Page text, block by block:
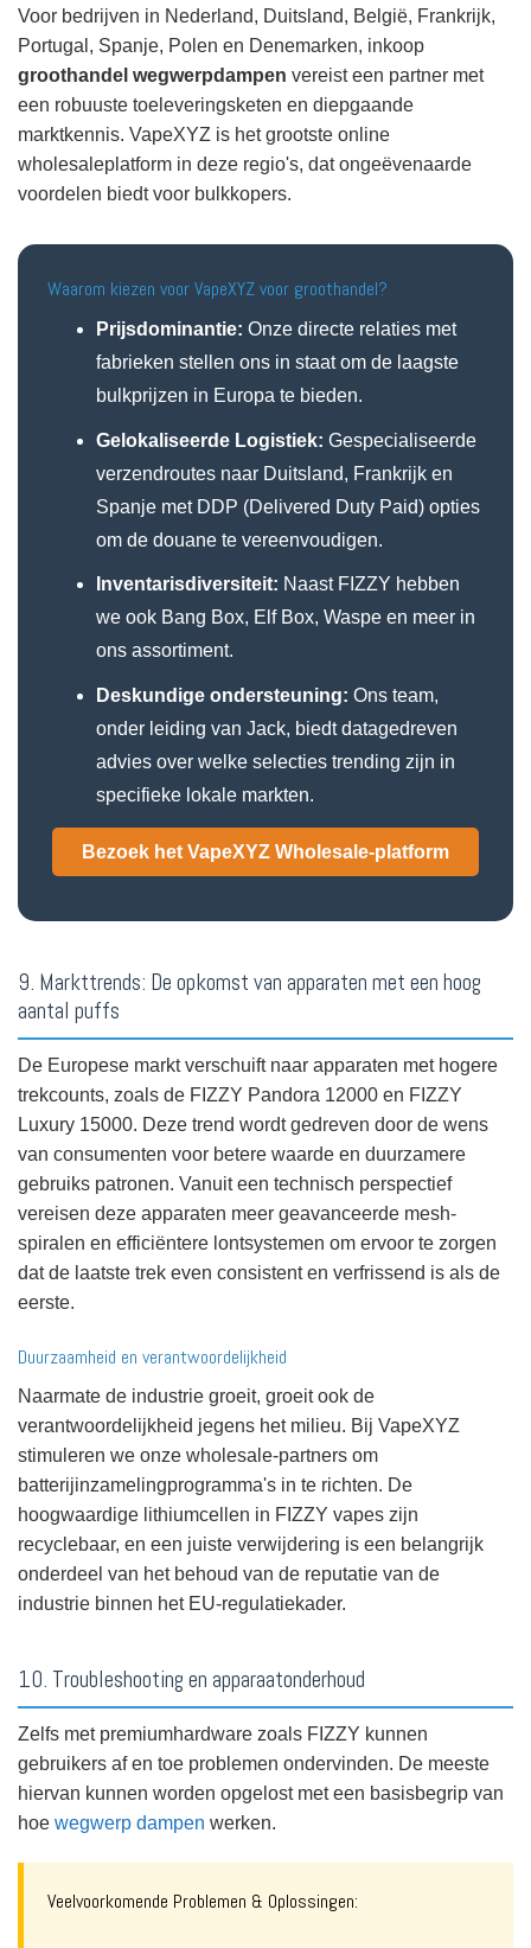
Voor bedrijven in Nederland, Duitsland, België, Frankrijk,
Portugal, Spanje, Polen en Denemarken, inkoop
groothandel wegwerpdampen vereist een partner met
een robuuste toeleveringsketen en diepgaande
marktkennis. VapeXYZ is het grootste online
wholesaleplatform in deze regio's, dat ongeëvenaarde
voordelen biedt voor bulkkopers.
Waarom kiezen voor VapeXYZ voor groothandel?
Prijsdominantie: Onze directe relaties met
fabrieken stellen ons in staat om de laagste
bulkprijzen in Europa te bieden.
Gelokaliseerde Logistiek: Gespecialiseerde
verzendroutes naar Duitsland, Frankrijk en
Spanje met DDP (Delivered Duty Paid) opties
om de douane te vereenvoudigen.
Inventarisdiversiteit: Naast FIZZY hebben
we ook Bang Box, Elf Box, Waspe en meer in
ons assortiment.
Deskundige ondersteuning: Ons team,
onder leiding van Jack, biedt datagedreven
advies over welke selecties trending zijn in
specifieke lokale markten.
Bezoek het VapeXYZ Wholesale-platform
9. Markttrends: De opkomst van apparaten met een hoog
aantal puffs
De Europese markt verschuift naar apparaten met hogere
trekcounts, zoals de FIZZY Pandora 12000 en FIZZY
Luxury 15000. Deze trend wordt gedreven door de wens
van consumenten voor betere waarde en duurzamere
gebruiks patronen. Vanuit een technisch perspectief
vereisen deze apparaten meer geavanceerde mesh-
spiralen en efficiëntere lontsystemen om ervoor te zorgen
dat de laatste trek even consistent en verfrissend is als de
eerste.
Duurzaamheid en verantwoordelijkheid
Naarmate de industrie groeit, groeit ook de
verantwoordelijkheid jegens het milieu. Bij VapeXYZ
stimuleren we onze wholesale-partners om
batterijinzamelingprogramma's in te richten. De
hoogwaardige lithiumcellen in FIZZY vapes zijn
recyclebaar, en een juiste verwijdering is een belangrijk
onderdeel van het behoud van de reputatie van de
industrie binnen het EU-regulatiekader.
10. Troubleshooting en apparaatonderhoud
Zelfs met premiumhardware zoals FIZZY kunnen
gebruikers af en toe problemen ondervinden. De meeste
hiervan kunnen worden opgelost met een basisbegrip van
hoe wegwerp dampen werken.
Veelvoorkomende Problemen & Oplossingen: